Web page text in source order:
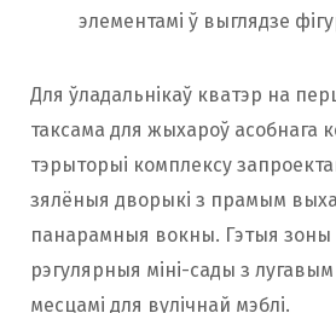
элементамі ў выглядзе
Для ўладальнікаў кватэр на
таксама для жыхароў асобнага
тэрыторыі комплексу
зялёныя дворыкі з прамым
панарамныя вокны. Гэтыя
рэгулярныя міні-сады з
месцамі для вулічнай мэблі.